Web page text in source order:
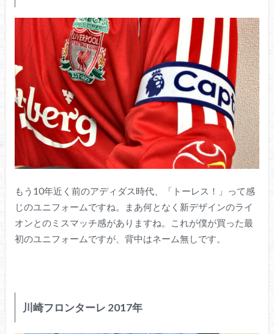
もう10年近く前のアディダス時代、「トーレス！」って感
じのユニフォームですね。まあ何となく新デザインのライ
オンとのミスマッチ感がありますね。これが僕が買った最
初のユニフォームですが、背中はネーム無しです。
川崎フロンターレ 2017年